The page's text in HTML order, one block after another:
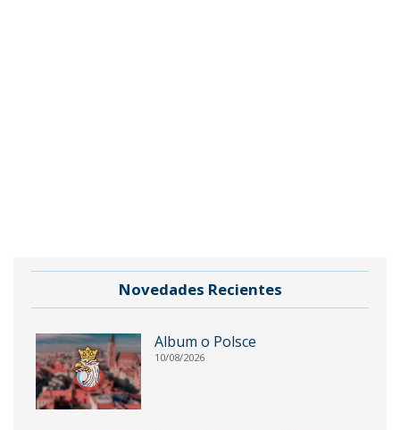
Novedades Recientes
Album o Polsce
10/08/2026